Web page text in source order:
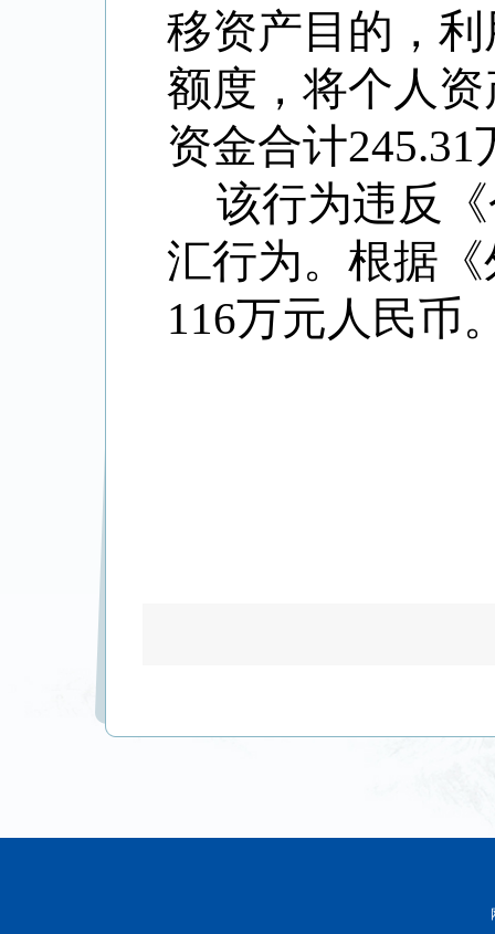
移资产目的，
额度，将个人
资金合计245.31
该行为违反
汇行为。根据
116万元人民币